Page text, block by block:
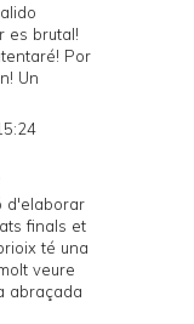
es brutal!
Por
Un
d'elaborar
finals et
té una
veure
abraçada